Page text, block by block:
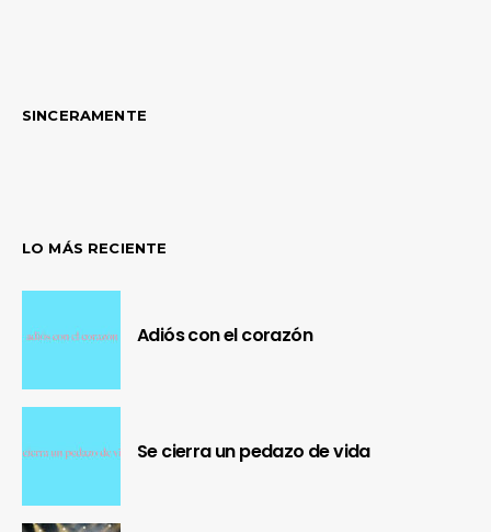
SINCERAMENTE
LO MÁS RECIENTE
Adiós con el corazón
Se cierra un pedazo de vida